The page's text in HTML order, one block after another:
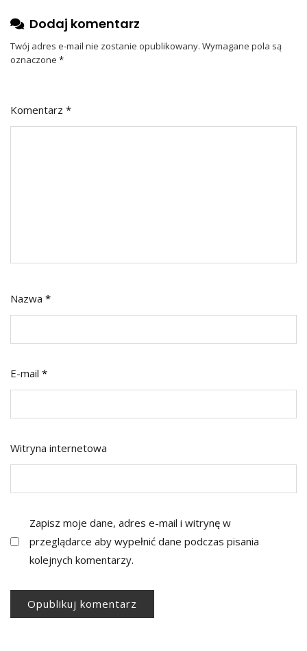
Dodaj komentarz
Twój adres e-mail nie zostanie opublikowany. Wymagane pola są
oznaczone *
Komentarz *
Nazwa *
E-mail *
Witryna internetowa
Zapisz moje dane, adres e-mail i witrynę w
przeglądarce aby wypełnić dane podczas pisania
kolejnych komentarzy.